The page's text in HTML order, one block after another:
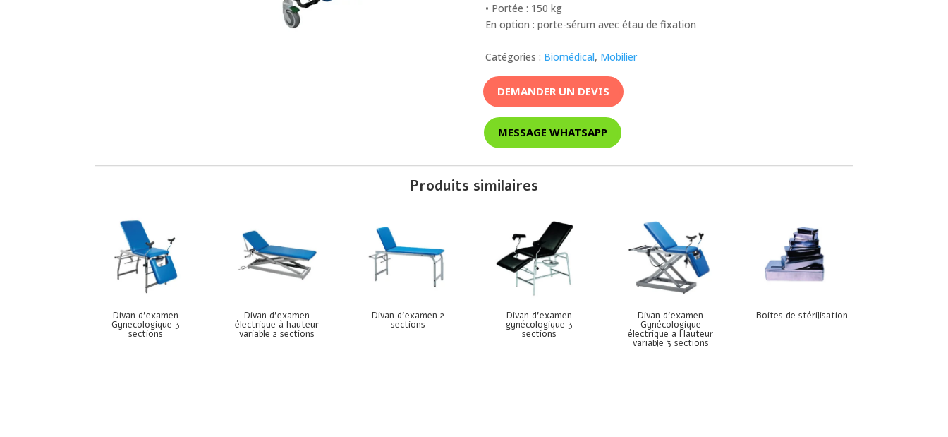
• Portée : 150 kg
En option : porte-sérum avec étau de fixation
Catégories : Biomédical, Mobilier
DEMANDER UN DEVIS
MESSAGE WHATSAPP
Produits similaires
Divan d’examen
Gynecologique 3
sections
Divan d’examen
électrique à hauteur
variable 2 sections
Divan d’examen 2
sections
Divan d’examen
gynécologique 3
sections
Divan d’examen
Gynécologique
électrique a Hauteur
variable 3 sections
Boites de stérilisation